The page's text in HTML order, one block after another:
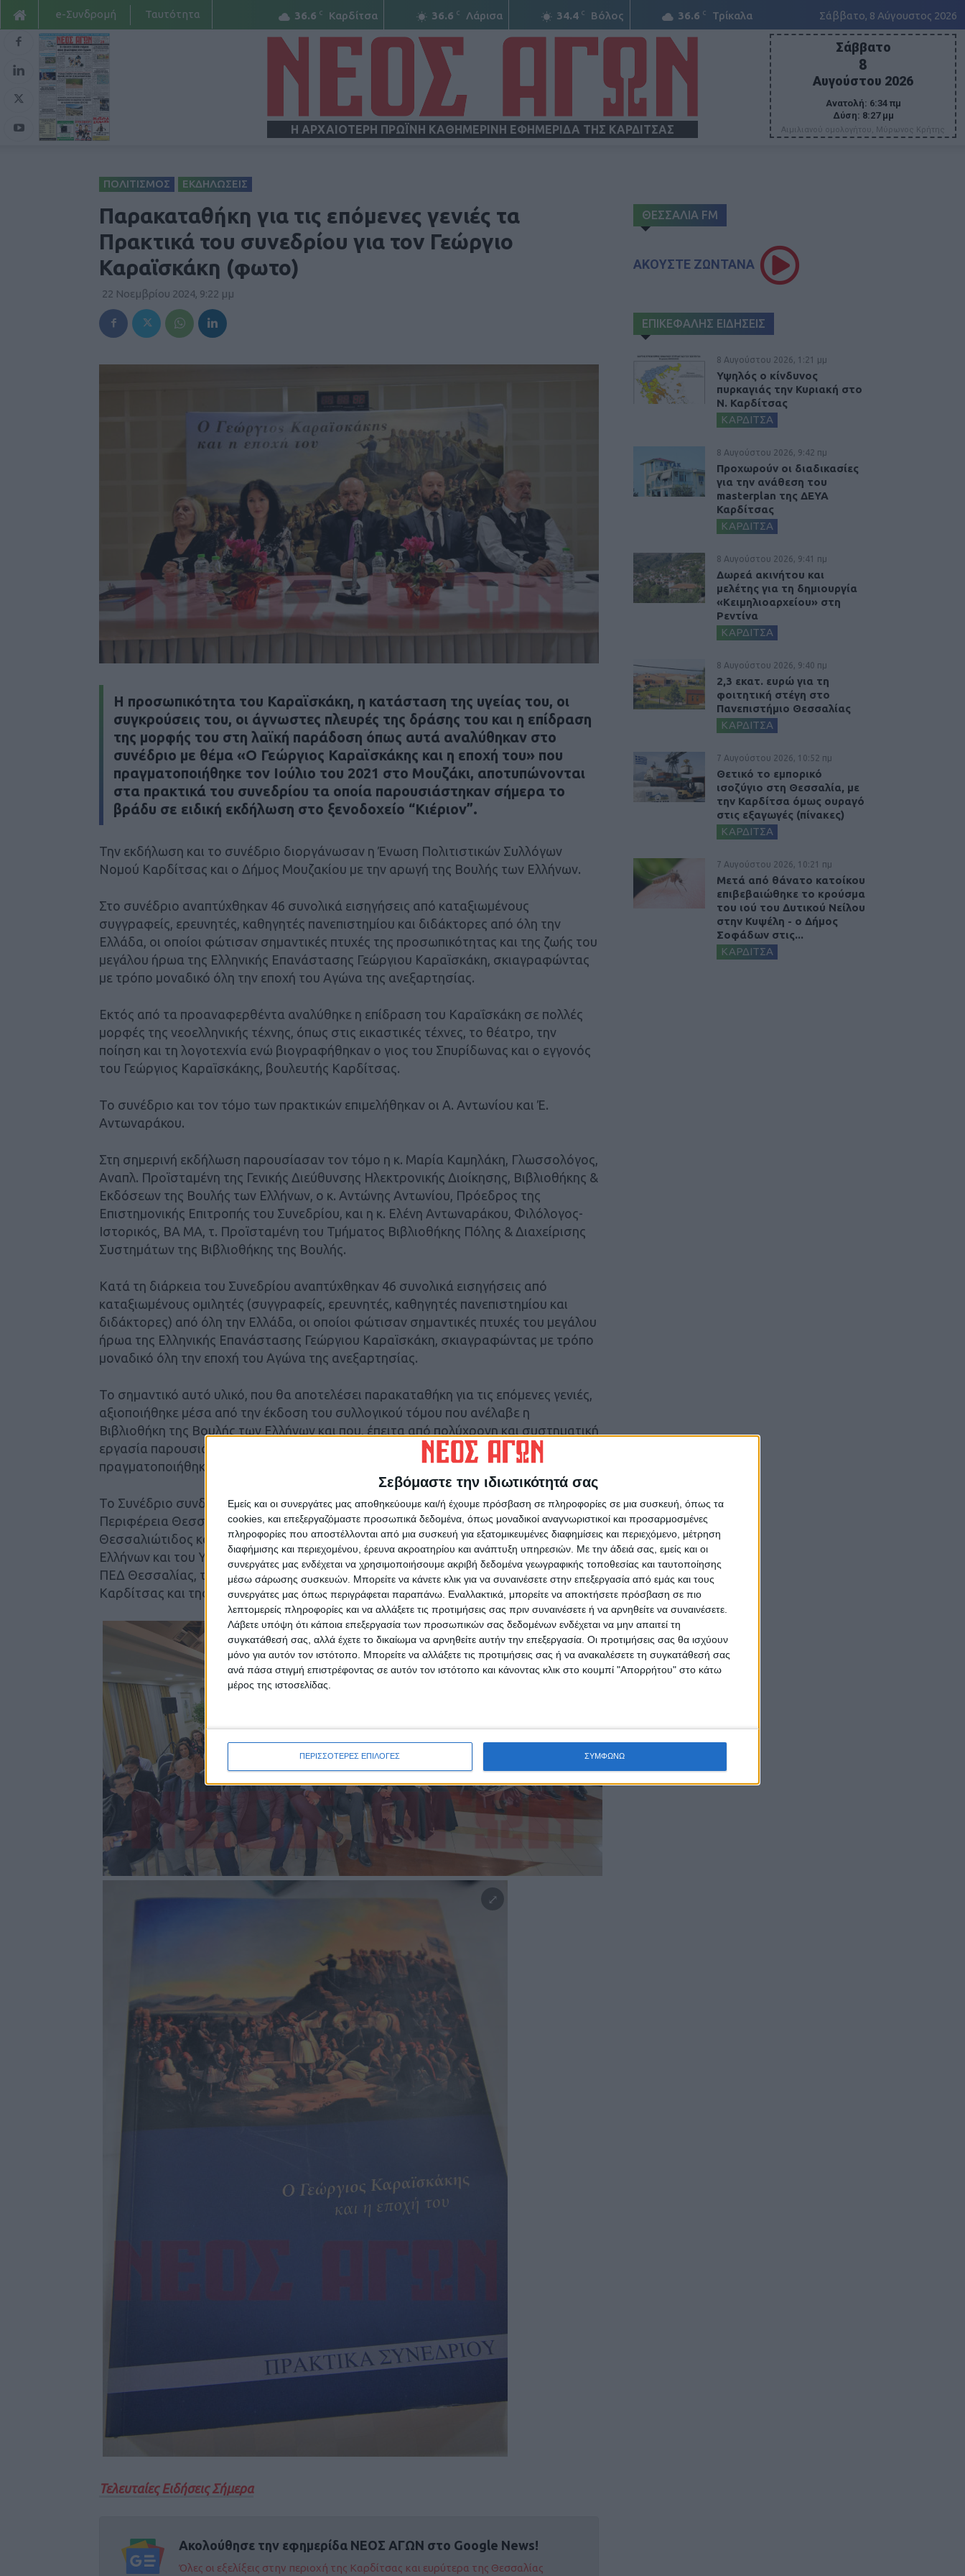
Σεβόμαστε την ιδιωτικότητά σας
Εμείς και οι συνεργάτες μας αποθηκεύουμε και/ή έχουμε πρόσβαση σε πληροφορίες σε μια συσκευή, όπως τα
cookies, και επεξεργαζόμαστε προσωπικά δεδομένα, όπως μοναδικοί αναγνωριστικοί και προσαρμοσμένες
πληροφορίες που αποστέλλονται από μια συσκευή για εξατομικευμένες διαφημίσεις και περιεχόμενο, μέτρηση
διαφήμισης και περιεχομένου, έρευνα ακροατηρίου και ανάπτυξη υπηρεσιών. Με την άδειά σας, εμείς και οι
συνεργάτες μας ενδέχεται να χρησιμοποιήσουμε ακριβή δεδομένα γεωγραφικής τοποθεσίας και ταυτοποίησης
μέσω σάρωσης συσκευών. Μπορείτε να κάνετε κλικ για να συναινέσετε στην επεξεργασία από εμάς και τους
συνεργάτες μας όπως περιγράφεται παραπάνω. Εναλλακτικά, μπορείτε να αποκτήσετε πρόσβαση σε πιο
λεπτομερείς πληροφορίες και να αλλάξετε τις προτιμήσεις σας πριν συναινέσετε ή να αρνηθείτε να συναινέσετε.
Λάβετε υπόψη ότι κάποια επεξεργασία των προσωπικών σας δεδομένων ενδέχεται να μην απαιτεί τη
συγκατάθεσή σας, αλλά έχετε το δικαίωμα να αρνηθείτε αυτήν την επεξεργασία. Οι προτιμήσεις σας θα ισχύουν
μόνο για αυτόν τον ιστότοπο. Μπορείτε να αλλάξετε τις προτιμήσεις σας ή να ανακαλέσετε τη συγκατάθεσή σας
ανά πάσα στιγμή επιστρέφοντας σε αυτόν τον ιστότοπο και κάνοντας κλικ στο κουμπί "Απορρήτου" στο κάτω
μέρος της ιστοσελίδας.
ΠΕΡΙΣΣΟΤΕΡΕΣ ΕΠΙΛΟΓΕΣ ΣΥΜΦΩΝΩ
36.6 C Καρδίτσα 36.6 C Λάρισα 34.4 C Βόλος 36.6 C Τρίκαλα Σάββατο, 8 Αύγουστος 2026
e-Συνδρομή Ταυτότητα
Η ΑΡΧΑΙΟΤΕΡΗ ΠΡΩΪΝΗ ΚΑΘΗΜΕΡΙΝΗ ΕΦΗΜΕΡΙΔΑ ΤΗΣ ΚΑΡΔΙΤΣΑΣ
Σάββατο
8
Αυγούστου 2026
Ανατολή: 6:34 πμ
Δύση: 8:27 μμ
Αιμιλιανού ομολογήτου, Μύρωνος Κρήτης
ΠΟΛΙΤΙΣΜΟΣ ΕΚΔΗΛΩΣΕΙΣ
Παρακαταθήκη για τις επόμενες γενιές τα
Πρακτικά του συνεδρίου για τον Γεώργιο
Καραϊσκάκη (φωτο)
22 Νοεμβρίου 2024, 9:22 μμ
Η προσωπικότητα του Καραϊσκάκη, η κατάσταση της υγείας του, οι
συγκρούσεις του, οι άγνωστες πλευρές της δράσης του και η επίδραση
της μορφής του στη λαϊκή παράδοση όπως αυτά αναλύθηκαν στο
συνέδριο με θέμα «Ο Γεώργιος Καραϊσκάκης και η εποχή του» που
πραγματοποιήθηκε τον Ιούλιο του 2021 στο Μουζάκι, αποτυπώνονται
στα πρακτικά του συνεδρίου τα οποία παρουσιάστηκαν σήμερα το
βράδυ σε ειδική εκδήλωση στο ξενοδοχείο “Κιέριον”.
Την εκδήλωση και το συνέδριο διοργάνωσαν η Ένωση Πολιτιστικών Συλλόγων
Νομού Καρδίτσας και ο Δήμος Μουζακίου με την αρωγή της Βουλής των Ελλήνων.
Στο συνέδριο αναπτύχθηκαν 46 συνολικά εισηγήσεις από καταξιωμένους
συγγραφείς, ερευνητές, καθηγητές πανεπιστημίου και διδάκτορες από όλη την
Ελλάδα, οι οποίοι φώτισαν σημαντικές πτυχές της προσωπικότητας και της ζωής του
μεγάλου ήρωα της Ελληνικής Επανάστασης Γεώργιου Καραϊσκάκη, σκιαγραφώντας
με τρόπο μοναδικό όλη την εποχή του Αγώνα της ανεξαρτησίας.
Εκτός από τα προαναφερθέντα αναλύθηκε η επίδραση του Καραΐσκάκη σε πολλές
μορφές της νεοελληνικής τέχνης, όπως στις εικαστικές τέχνες, το θέατρο, την
ποίηση και τη λογοτεχνία ενώ βιογραφήθηκαν ο γιος του Σπυρίδωνας και ο εγγονός
του Γεώργιος Καραϊσκάκης, βουλευτής Καρδίτσας.
Το συνέδριο και τον τόμο των πρακτικών επιμελήθηκαν οι Α. Αντωνίου και Έ.
Αντωναράκου.
Στη σημερινή εκδήλωση παρουσίασαν τον τόμο η κ. Μαρία Καμηλάκη, Γλωσσολόγος,
Αναπλ. Προϊσταμένη της Γενικής Διεύθυνσης Ηλεκτρονικής Διοίκησης, Βιβλιοθήκης &
Εκδόσεων της Βουλής των Ελλήνων, ο κ. Αντώνης Αντωνίου, Πρόεδρος της
Επιστημονικής Επιτροπής του Συνεδρίου, και η κ. Ελένη Αντωναράκου, Φιλόλογος-
Ιστορικός, ΒΑ ΜΑ, τ. Προϊσταμένη του Τμήματος Βιβλιοθήκης Πόλης & Διαχείρισης
Συστημάτων της Βιβλιοθήκης της Βουλής.
Κατά τη διάρκεια του Συνεδρίου αναπτύχθηκαν 46 συνολικά εισηγήσεις από
καταξιωμένους ομιλητές (συγγραφείς, ερευνητές, καθηγητές πανεπιστημίου και
διδάκτορες) από όλη την Ελλάδα, οι οποίοι φώτισαν σημαντικές πτυχές του μεγάλου
ήρωα της Ελληνικής Επανάστασης Γεώργιου Καραϊσκάκη, σκιαγραφώντας με τρόπο
μοναδικό όλη την εποχή του Αγώνα της ανεξαρτησίας.
Το σημαντικό αυτό υλικό, που θα αποτελέσει παρακαταθήκη για τις επόμενες γενιές,
αξιοποιήθηκε μέσα από την έκδοση του συλλογικού τόμου που ανέλαβε η
Βιβλιοθήκη της Βουλής των Ελλήνων και που, έπειτα από πολύχρονη και συστηματική
εργασία παρουσιάστηκε στο κοινό. Άλλωστε, ήταν η πρώτη φορά πανελλαδικά που
πραγματοποιήθηκε ένα τέτοιο Συνέδριο για τον Γεώργιο Καραϊσκάκη.
Το Συνέδριο συνδιοργάνωσαν το Υπουργείο Πολιτισμού και Αθλητισμού, η
Περιφέρεια Θεσσαλίας-Περιφερειακή Ενότητα Καρδίτσας και η Ιερά Μητρόπολη
Θεσσαλιώτιδος και Φαναριοφερσάλων, τελούσε δε υπό την αιγίδα της Βουλής των
Ελλήνων και του Υπουργείου Πολιτισμού και Αθλητισμού και είχε την υποστήριξη της
ΠΕΔ Θεσσαλίας, του Επιμελητηρίου Καρδίτσας, της Συνεταιριστικής Τράπεζας
Καρδίτσας και της Συνεταιριστικής Τράπεζας Θεσσαλίας.
Τελευταίες Ειδήσεις Σήμερα
Ακολούθησε την εφημερίδα ΝΕΟΣ ΑΓΩΝ στο Google News!
Όλες οι εξελίξεις στην περιοχή της Καρδίτσας και ευρύτερα της Θεσσαλίας
ΘΕΣΣΑΛΙΑ FM
ΑΚΟΥΣΤΕ ΖΩΝΤΑΝΑ
ΕΠΙΚΕΦΑΛΗΣ ΕΙΔΗΣΕΙΣ
8 Αυγούστου 2026, 1:21 μμ
Υψηλός ο κίνδυνος
πυρκαγιάς την Κυριακή στο
Ν. Καρδίτσας
ΚΑΡΔΙΤΣΑ
8 Αυγούστου 2026, 9:42 πμ
Προχωρούν οι διαδικασίες
για την ανάθεση του
masterplan της ΔΕΥΑ
Καρδίτσας
ΚΑΡΔΙΤΣΑ
8 Αυγούστου 2026, 9:41 πμ
Δωρεά ακινήτου και
μελέτης για τη δημιουργία
«Κειμηλιοαρχείου» στη
Ρεντίνα
ΚΑΡΔΙΤΣΑ
8 Αυγούστου 2026, 9:40 πμ
2,3 εκατ. ευρώ για τη
φοιτητική στέγη στο
Πανεπιστήμιο Θεσσαλίας
ΚΑΡΔΙΤΣΑ
7 Αυγούστου 2026, 10:52 πμ
Θετικό το εμπορικό
ισοζύγιο στη Θεσσαλία, με
την Καρδίτσα όμως ουραγό
στις εξαγωγές (πίνακες)
ΚΑΡΔΙΤΣΑ
7 Αυγούστου 2026, 10:21 πμ
Μετά από θάνατο κατοίκου
επιβεβαιώθηκε το κρούσμα
του ιού του Δυτικού Νείλου
στην Κυψέλη - ο Δήμος
Σοφάδων στις...
ΚΑΡΔΙΤΣΑ